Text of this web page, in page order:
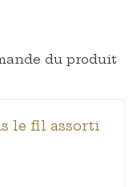
du produit
le fil assorti